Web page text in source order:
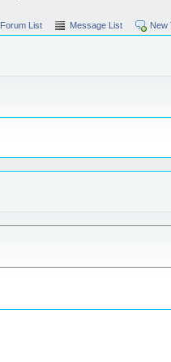
Forum List Message List New